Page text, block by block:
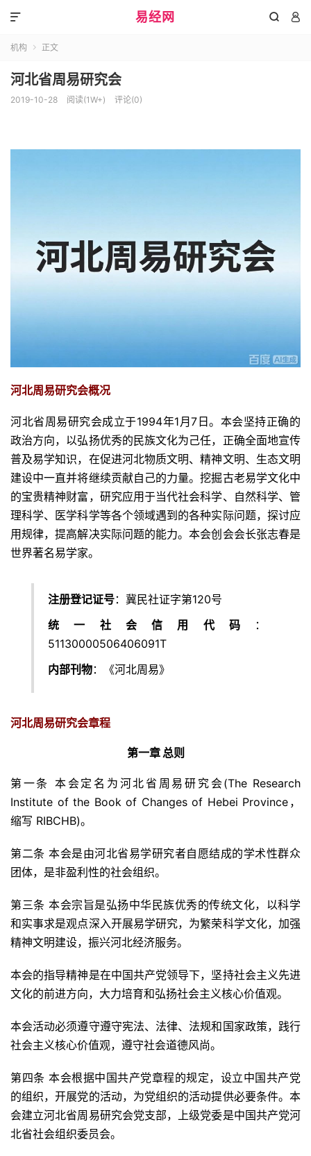
易经网  

机构  正文
河北省周易研究会
2019-10-28 阅读(1W+) 评论(0)
河北周易研究会概况
河北省周易研究会成立于1994年1月7日。本会坚持正确的
政治方向，以弘扬优秀的民族文化为己任，正确全面地宣传
普及易学知识，在促进河北物质文明、精神文明、生态文明
建设中一直并将继续贡献自己的力量。挖掘古老易学文化中
的宝贵精神财富，研究应用于当代社会科学、自然科学、管
理科学、医学科学等各个领域遇到的各种实际问题，探讨应
用规律，提高解决实际问题的能力。本会创会会长张志春是
世界著名易学家。
注册登记证号：冀民社证字第120号
统一社会信用代码
：
51130000506406091T
内部刊物：《河北周易》
河北周易研究会章程
第一章 总则
第一条 本会定名为河北省周易研究会(The Research
Institute of the Book of Changes of Hebei Province，
缩写 RIBCHB)。
第二条 本会是由河北省易学研究者自愿结成的学术性群众
团体，是非盈利性的社会组织。
第三条 本会宗旨是弘扬中华民族优秀的传统文化，以科学
和实事求是观点深入开展易学研究，为繁荣科学文化，加强
精神文明建设，振兴河北经济服务。
本会的指导精神是在中国共产党领导下，坚持社会主义先进
文化的前进方向，大力培育和弘扬社会主义核心价值观。
本会活动必须遵守遵守宪法、法律、法规和国家政策，践行
社会主义核心价值观，遵守社会道德风尚。
第四条 本会根据中国共产党章程的规定，设立中国共产党
的组织，开展党的活动，为党组织的活动提供必要条件。本
会建立河北省周易研究会党支部，上级党委是中国共产党河
北省社会组织委员会。